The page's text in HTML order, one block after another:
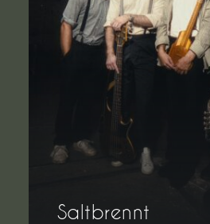
Saltbrennt